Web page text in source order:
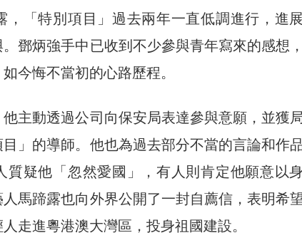
，「特別項目」過去兩年一直低調進行，進
鄧炳強手中已收到不少參與青年寫來的感想
今悔不當初的心路歷程。
主動透過公司向保安局表達參與意願，並獲
」的導師。他也為過去部分不當的言論和作
質疑他「忽然愛國」，有人則肯定他願意以
馬蹄露也向外界公開了一封自薦信，表明希
走進粵港澳大灣區，投身祖國建設。